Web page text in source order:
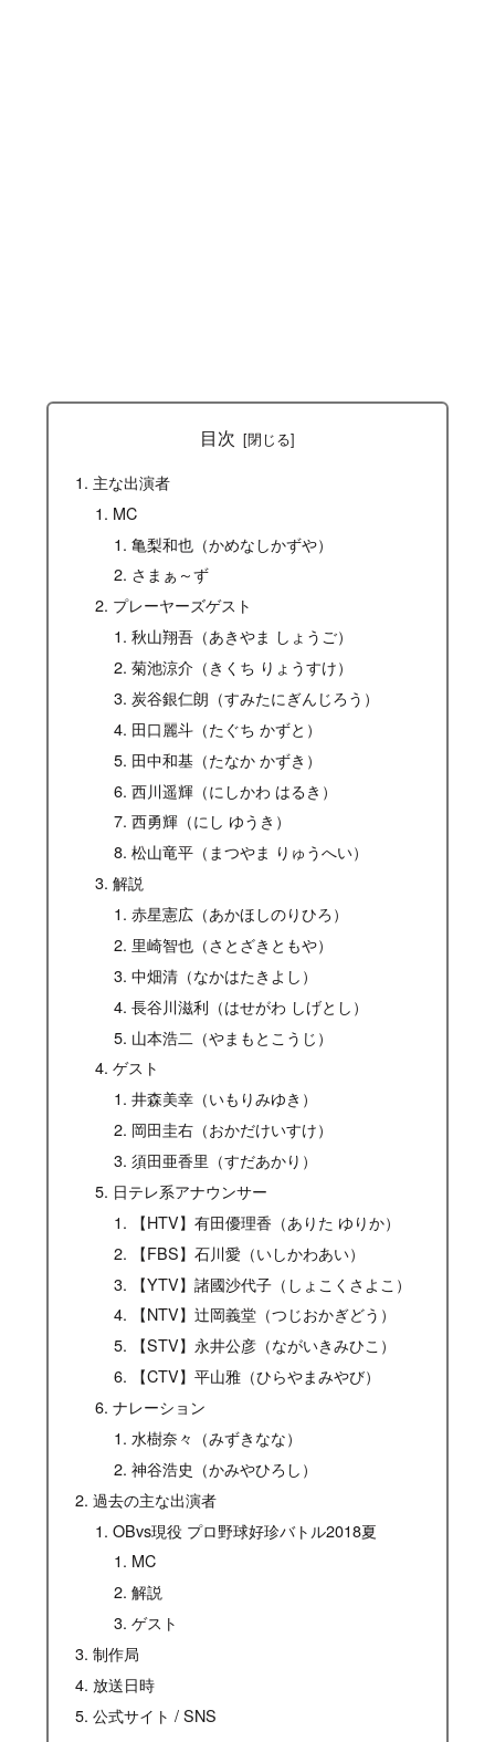
目次
主な出演者
MC
亀梨和也（かめなしかずや）
さまぁ～ず
プレーヤーズゲスト
秋山翔吾（あきやま しょうご）
菊池涼介（きくち りょうすけ）
炭谷銀仁朗（すみたにぎんじろう）
田口麗斗（たぐち かずと）
田中和基（たなか かずき）
西川遥輝（にしかわ はるき）
西勇輝（にし ゆうき）
松山竜平（まつやま りゅうへい）
解説
赤星憲広（あかほしのりひろ）
里崎智也（さとざきともや）
中畑清（なかはたきよし）
長谷川滋利（はせがわ しげとし）
山本浩二（やまもとこうじ）
ゲスト
井森美幸（いもりみゆき）
岡田圭右（おかだけいすけ）
須田亜香里（すだあかり）
日テレ系アナウンサー
【HTV】有田優理香（ありた ゆりか）
【FBS】石川愛（いしかわあい）
【YTV】諸國沙代子（しょこくさよこ）
【NTV】辻岡義堂（つじおかぎどう）
【STV】永井公彦（ながいきみひこ）
【CTV】平山雅（ひらやまみやび）
ナレーション
水樹奈々（みずきなな）
神谷浩史（かみやひろし）
過去の主な出演者
OBvs現役 プロ野球好珍バトル2018夏
MC
解説
ゲスト
制作局
放送日時
公式サイト / SNS